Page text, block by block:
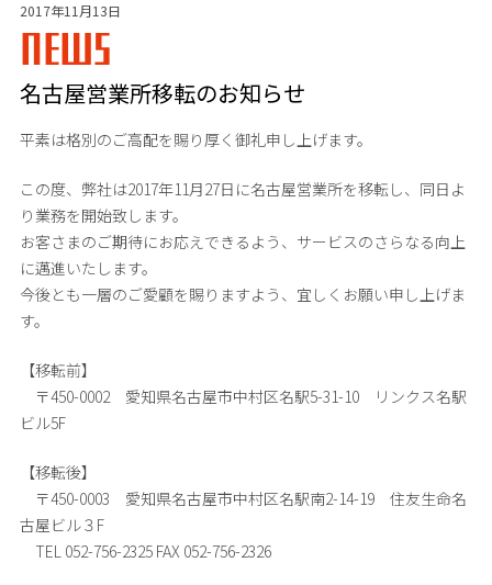
2017年11月13日
NEWS
名古屋営業所移転のお知らせ
平素は格別のご高配を賜り厚く御礼申し上げます。
この度、弊社は2017年11月27日に名古屋営業所を移転し、同日よ
り業務を開始致します。
お客さまのご期待にお応えできるよう、サービスのさらなる向上
に邁進いたします。
今後とも一層のご愛顧を賜りますよう、宜しくお願い申し上げま
す。
【移転前】
〒450-0002 愛知県名古屋市中村区名駅5-31-10 リンクス名駅
ビル5F
【移転後】
〒450-0003 愛知県名古屋市中村区名駅南2-14-19 住友生命名
古屋ビル３F
TEL 052-756-2325 FAX 052-756-2326